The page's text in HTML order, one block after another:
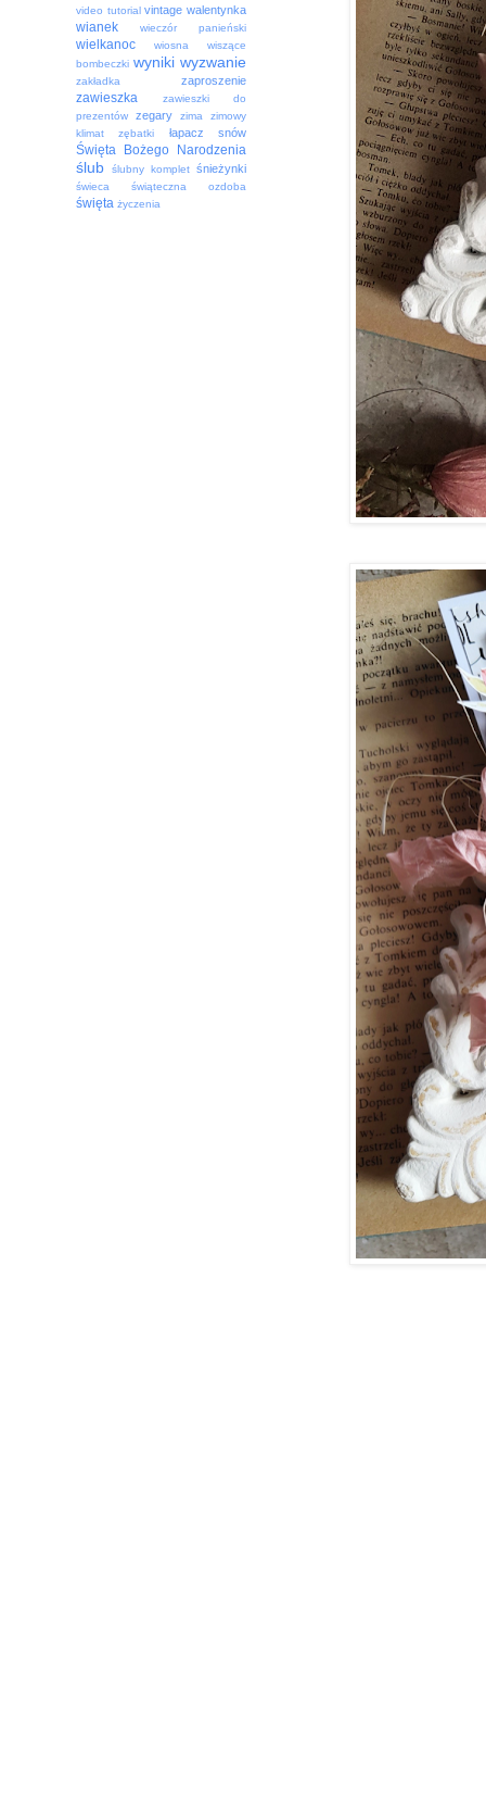
video tutorial vintage walentynka
wianek wieczór panieński
wielkanoc wiosna
wiszące
bombeczki wyniki wyzwanie
zakładka zaproszenie
zawieszka
zawieszki do
prezentów
zegary zima
zimowy
klimat
zębatki łapacz snów
Święta Bożego Narodzenia
ślub ślubny komplet śnieżynki
świeca świąteczna ozdoba
święta życzenia